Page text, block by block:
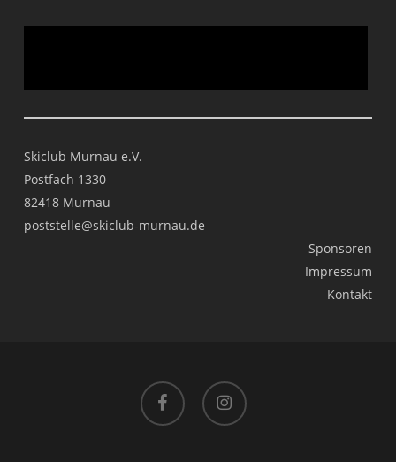
Skiclub Murnau e.V.
Postfach 1330
82418 Murnau
poststelle@skiclub-murnau.de
Sponsoren
Impressum
Kontakt
facebook instagram